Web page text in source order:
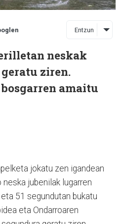
Entzun
neskak
ziren.
amaitu
jokatu zen igandean
jubenilak lugarren
51 segundutan bukatu
eta Ondarroaren